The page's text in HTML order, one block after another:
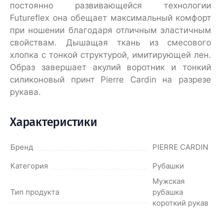
постоянно развивающейся технологии
Futureflex она обещает максимальный комфорт
при ношении благодаря отличным эластичным
свойствам. Дышащая ткань из смесового
хлопка с тонкой структурой, имитирующей лен.
Образ завершает акулий воротник и тонкий
силиконовый принт Pierre Cardin на разрезе
рукава.
Характеристики
Бренд
PIERRE CARDIN
Категория
Рубашки
Тип продукта
Мужская
рубашка
короткий рукав